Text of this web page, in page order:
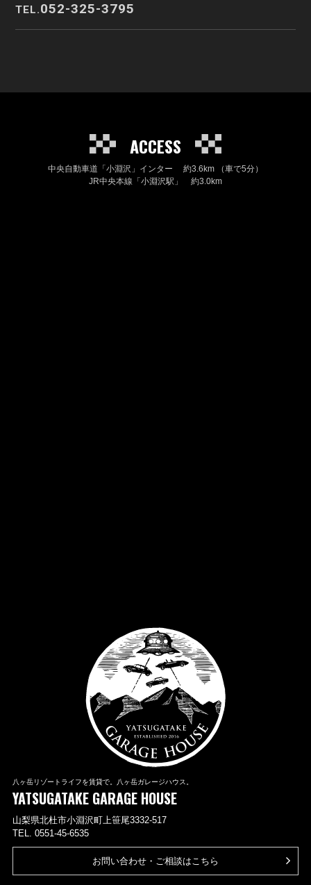
TEL.052-325-3795
ACCESS
中央自動車道「小淵沢」インター 約3.6km （車で5分）
JR中央本線「小淵沢駅」 約3.0km
八ヶ岳リゾートライフを賃貸で。八ヶ岳ガレージハウス。
YATSUGATAKE GARAGE HOUSE
山梨県北杜市小淵沢町上笹尾3332-517
TEL. 0551-45-6535
お問い合わせ・ご相談はこちら